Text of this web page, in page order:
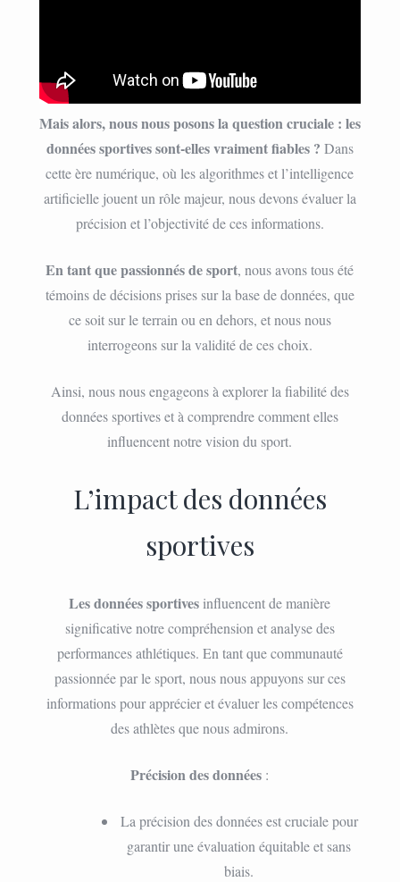
Mais alors, nous nous posons la question cruciale : les
données sportives sont-elles vraiment fiables ? Dans
cette ère numérique, où les algorithmes et l’intelligence
artificielle jouent un rôle majeur, nous devons évaluer la
précision et l’objectivité de ces informations.
En tant que passionnés de sport, nous avons tous été
témoins de décisions prises sur la base de données, que
ce soit sur le terrain ou en dehors, et nous nous
interrogeons sur la validité de ces choix.
Ainsi, nous nous engageons à explorer la fiabilité des
données sportives et à comprendre comment elles
influencent notre vision du sport.
L’impact des données
sportives
Les données sportives influencent de manière
significative notre compréhension et analyse des
performances athlétiques. En tant que communauté
passionnée par le sport, nous nous appuyons sur ces
informations pour apprécier et évaluer les compétences
des athlètes que nous admirons.
Précision des données :
La précision des données est cruciale pour
garantir une évaluation équitable et sans
biais.